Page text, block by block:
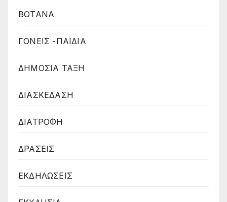
ΒΟΤΑΝΑ
ΓΟΝΕΙΣ -ΠΑΙΔΙΑ
ΔΗΜΟΣΙΑ ΤΑΞΗ
ΔΙΑΣΚΕΔΑΣΗ
ΔΙΑΤΡΟΦΗ
ΔΡΑΣΕΙΣ
ΕΚΔΗΛΩΣΕΙΣ